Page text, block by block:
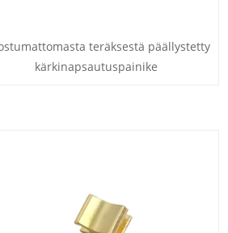
teräksestä päällystetty
kärkinapsautuspainike